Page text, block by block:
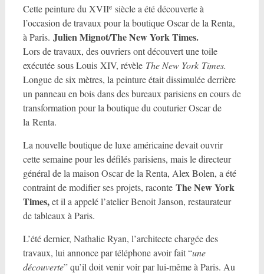
Cette peinture du XVIIesiècle a été découverte à
l’occasion de travaux pour la boutique Oscar de la Renta,
à Paris. Julien Mignot/The New York Times.
Lors de travaux, des ouvriers ont découvert une toile
exécutée sous Louis XIV, révèle The New York Times.
Longue de six mètres, la peinture était dissimulée derrière
un panneau en bois dans des bureaux parisiens en cours de
transformation pour la boutique du couturier Oscar de
la Renta.
La nouvelle boutique de luxe américaine devait ouvrir
cette semaine pour les défilés parisiens, mais le directeur
général de la maison Oscar de la Renta, Alex Bolen, a été
contraint de modifier ses projets, raconte The New York
Times,et il a appelé l’atelier Benoit Janson, restaurateur
de tableaux à Paris.
L’été dernier, Nathalie Ryan, l’architecte chargée des
travaux, lui annonce par téléphone avoir fait “une
découverte” qu’il doit venir voir par lui-même à Paris. Au